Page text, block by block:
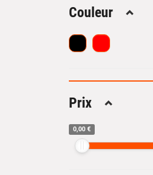
Couleur Replier
Prix Replier
0,00 €